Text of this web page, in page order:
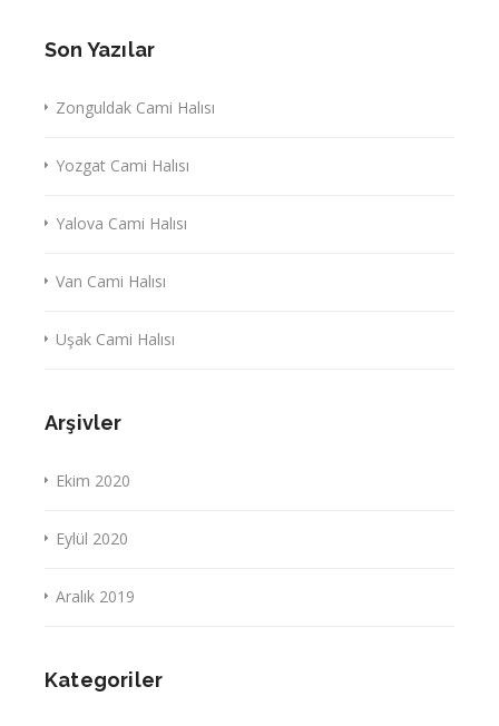
Son Yazılar
Zonguldak Cami Halısı
Yozgat Cami Halısı
Yalova Cami Halısı
Van Cami Halısı
Uşak Cami Halısı
Arşivler
Ekim 2020
Eylül 2020
Aralık 2019
Kategoriler